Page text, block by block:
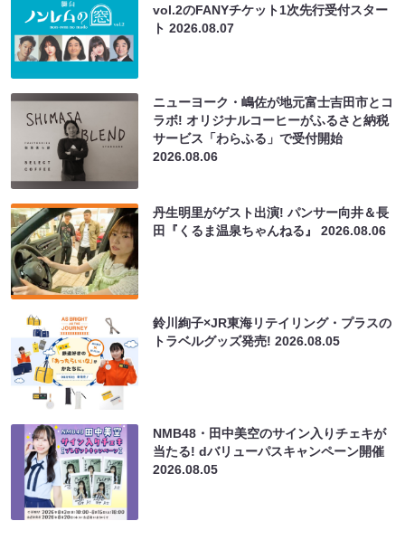
vol.2のFANYチケット1次先行受付スター
ト2026.08.07
ニューヨーク・嶋佐が地元富士吉田市とコ
ラボ! オリジナルコーヒーがふるさと納税
サービス「わらふる」で受付開始
2026.08.06
丹生明里がゲスト出演! パンサー向井＆長
田『くるま温泉ちゃんねる』2026.08.06
鈴川絢子×JR東海リテイリング・プラスの
トラベルグッズ発売!2026.08.05
NMB48・田中美空のサイン入りチェキが
当たる! dバリューパスキャンペーン開催
2026.08.05